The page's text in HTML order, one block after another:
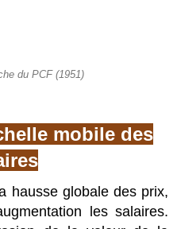
du PCF (1951)
mobile des
hausse globale des prix,
les salaires.